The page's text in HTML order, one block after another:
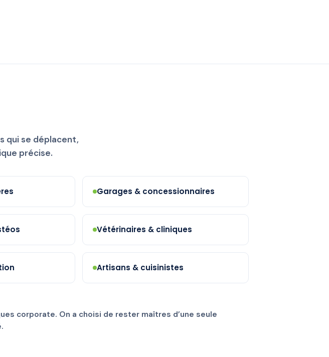
qui se déplacent,
précise.
Garages & concessionnaires
Vétérinaires & cliniques
Artisans & cuisinistes
corporate. On a choisi de rester maîtres d’une seule